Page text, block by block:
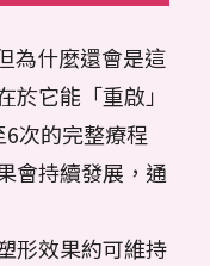
為什麼還會是這
它能「重啟」
次的完整療程
會持續發展，通
形效果約可維持